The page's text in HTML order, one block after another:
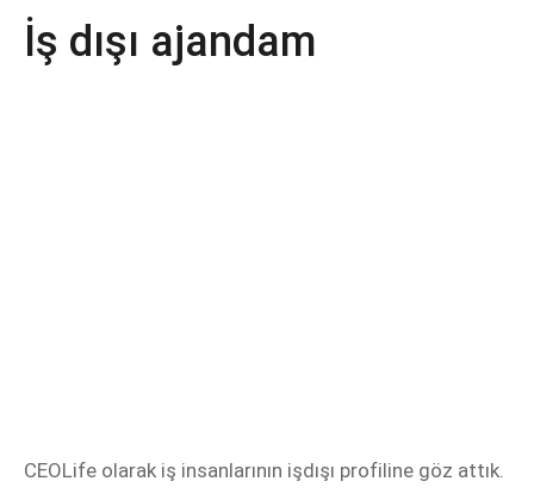
İş dışı ajandam
CEOLife olarak iş insanlarının işdışı profiline göz attık.